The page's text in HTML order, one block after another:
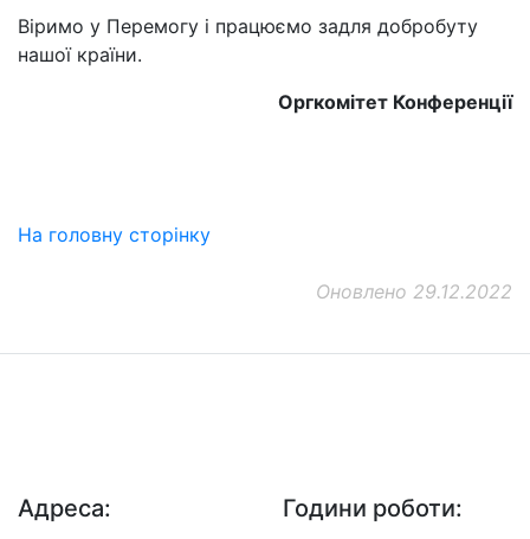
Віримо у Перемогу і працюємо задля добробуту
нашої країни.
Оргкомітет Конференції
На головну сторінку
Оновлено 29.12.2022
Адреса: Години роботи: